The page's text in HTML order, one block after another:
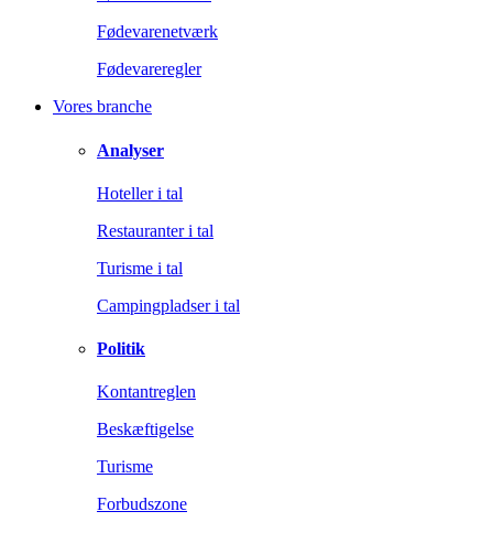
Fødevarenetværk
Fødevareregler
Vores branche
Analyser
Hoteller i tal
Restauranter i tal
Turisme i tal
Campingpladser i tal
Politik
Kontantreglen
Beskæftigelse
Turisme
Forbudszone